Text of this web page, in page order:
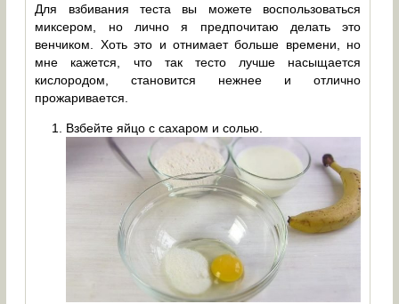
Для взбивания теста вы можете воспользоваться
миксером, но лично я предпочитаю делать это
венчиком. Хоть это и отнимает больше времени, но
мне кажется, что так тесто лучше насыщается
кислородом, становится нежнее и отлично
прожаривается.
Взбейте яйцо с сахаром и солью.